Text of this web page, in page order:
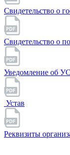
Свидетельство о
Свидетельство о
Уведомление об
Устав
Реквизиты